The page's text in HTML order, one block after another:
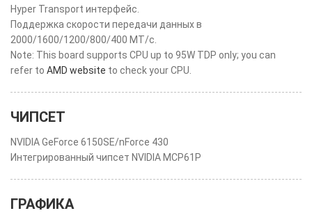
Hyper Transport интерфейс.
Поддержка скорости передачи данных в
2000/1600/1200/800/400 МТ/с.
Note: This board supports CPU up to 95W TDP only; you can
refer to AMD website to check your CPU.
ЧИПСЕТ
NVIDIA GeForce 6150SE/nForce 430
Интегрированный чипсет NVIDIA MCP61P
ГРАФИКА